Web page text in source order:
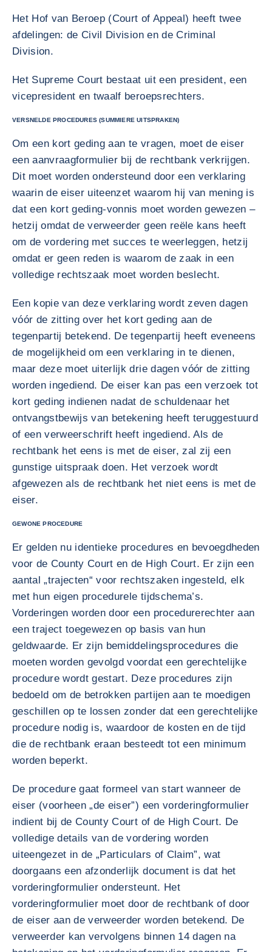
Het Hof van Beroep (Court of Appeal) heeft twee
afdelingen: de Civil Division en de Criminal
Division.
Het Supreme Court bestaat uit een president, een
vicepresident en twaalf beroepsrechters.
VERSNELDE PROCEDURES (SUMMIERE UITSPRAKEN)
Om een kort geding aan te vragen, moet de eiser
een aanvraagformulier bij de rechtbank verkrijgen.
Dit moet worden ondersteund door een verklaring
waarin de eiser uiteenzet waarom hij van mening is
dat een kort geding-vonnis moet worden gewezen –
hetzij omdat de verweerder geen reële kans heeft
om de vordering met succes te weerleggen, hetzij
omdat er geen reden is waarom de zaak in een
volledige rechtszaak moet worden beslecht.
Een kopie van deze verklaring wordt zeven dagen
vóór de zitting over het kort geding aan de
tegenpartij betekend. De tegenpartij heeft eveneens
de mogelijkheid om een verklaring in te dienen,
maar deze moet uiterlijk drie dagen vóór de zitting
worden ingediend. De eiser kan pas een verzoek tot
kort geding indienen nadat de schuldenaar het
ontvangstbewijs van betekening heeft teruggestuurd
of een verweerschrift heeft ingediend. Als de
rechtbank het eens is met de eiser, zal zij een
gunstige uitspraak doen. Het verzoek wordt
afgewezen als de rechtbank het niet eens is met de
eiser.
GEWONE PROCEDURE
Er gelden nu identieke procedures en bevoegdheden
voor de County Court en de High Court. Er zijn een
aantal „trajecten“ voor rechtszaken ingesteld, elk
met hun eigen procedurele tijdschema’s.
Vorderingen worden door een procedurerechter aan
een traject toegewezen op basis van hun
geldwaarde. Er zijn bemiddelingsprocedures die
moeten worden gevolgd voordat een gerechtelijke
procedure wordt gestart. Deze procedures zijn
bedoeld om de betrokken partijen aan te moedigen
geschillen op te lossen zonder dat een gerechtelijke
procedure nodig is, waardoor de kosten en de tijd
die de rechtbank eraan besteedt tot een minimum
worden beperkt.
De procedure gaat formeel van start wanneer de
eiser (voorheen „de eiser”) een vorderingformulier
indient bij de County Court of de High Court. De
volledige details van de vordering worden
uiteengezet in de „Particulars of Claim”, wat
doorgaans een afzonderlijk document is dat het
vorderingformulier ondersteunt. Het
vorderingformulier moet door de rechtbank of door
de eiser aan de verweerder worden betekend. De
verweerder kan vervolgens binnen 14 dagen na